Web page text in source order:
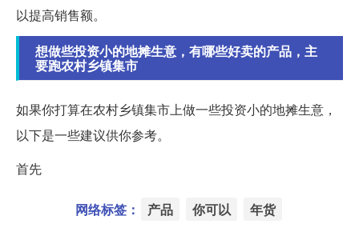
以提高销售额。
想做些投资小的地摊生意，有哪些好卖的产品，主
要跑农村乡镇集市
如果你打算在农村乡镇集市上做一些投资小的地摊生意，
以下是一些建议供你参考。
首先
网络标签： 产品 你可以 年货